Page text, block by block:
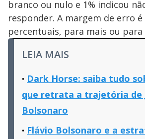
branco ou nulo e 1% indicou
responder. A margem de erro
percentuais, para mais ou para
LEIA MAIS
Dark Horse: saiba tudo
que retrata a trajetória de
Bolsonaro
Flávio Bolsonaro e a